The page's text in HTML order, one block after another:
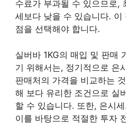
수료가 부과될 수 있으므로,
세보다 낮을 수 있습니다. 이
점을 선택해야 합니다.
실버바 1KG의 매입 및 판매
기 위해서는, 정기적으로 은
판매처의 가격을 비교하는
해 보다 유리한 조건으로 실
할 수 있습니다. 또한, 은시
이를 바탕으로 적절한 투자